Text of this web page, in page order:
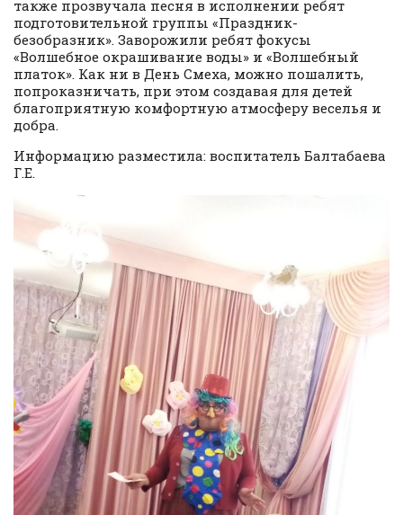
также прозвучала песня в исполнении ребят
подготовительной группы «Праздник-
безобразник». Заворожили ребят фокусы
«Волшебное окрашивание воды» и «Волшебный
платок». Как ни в День Смеха, можно пошалить,
попроказничать, при этом создавая для детей
благоприятную комфортную атмосферу веселья и
добра.
Информацию разместила: воспитатель Балтабаева
Г.Е.